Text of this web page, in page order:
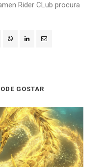
Rider CLub procura
GOSTAR